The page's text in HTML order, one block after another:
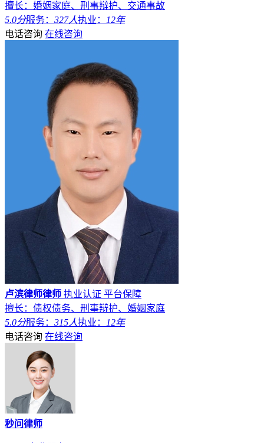
擅长：婚姻家庭、刑事辩护、交通事故
5.0分服务： 327人执业： 12年
电话咨询 在线咨询
卢滨律师律师 执业认证 平台保障
擅长：债权债务、刑事辩护、婚姻家庭
5.0分服务： 315人执业： 12年
电话咨询 在线咨询
秒问律师